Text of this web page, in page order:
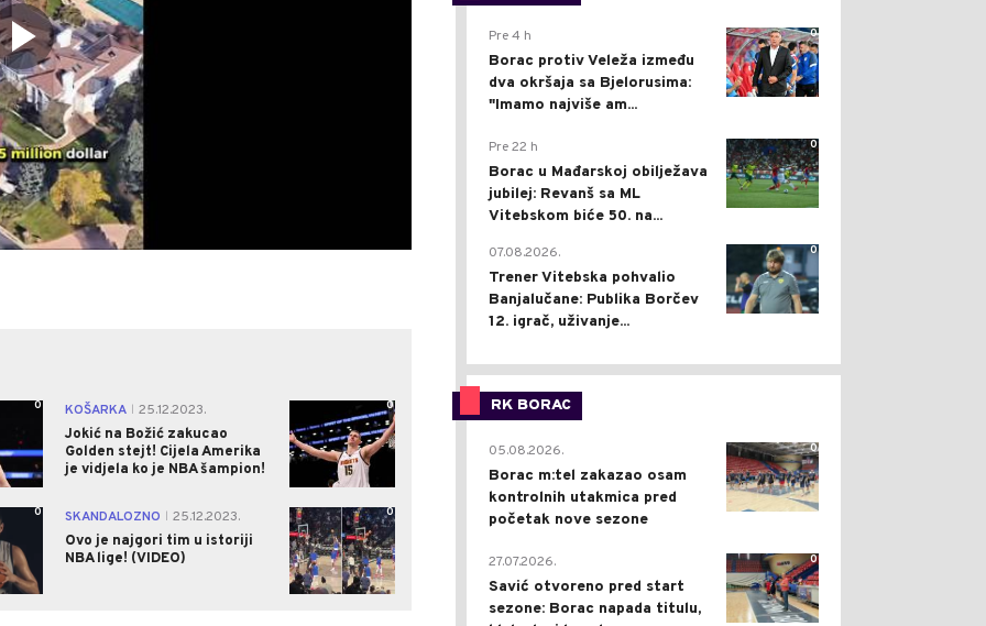
0 KOŠARKA
25.12.2023.
Jokić na Božić zakucao
Golden stejt! Cijela Amerika
je vidjela ko je NBA šampion!
0
0 SKANDALOZNO
25.12.2023.
Ovo je najgori tim u istoriji
NBA lige! (VIDEO)
0
0
Pre 4 h
Borac protiv Veleža između
dva okršaja sa Bjelorusima:
"Imamo najviše am...
0
Pre 22 h
Borac u Mađarskoj obilježava
jubilej: Revanš sa ML
Vitebskom biće 50. na...
0
07.08.2026.
Trener Vitebska pohvalio
Banjalučane: Publika Borčev
12. igrač, uživanje...
RK BORAC
0
05.08.2026.
Borac m:tel zakazao osam
kontrolnih utakmica pred
početak nove sezone
0
27.07.2026.
Savić otvoreno pred start
sezone: Borac napada titulu,